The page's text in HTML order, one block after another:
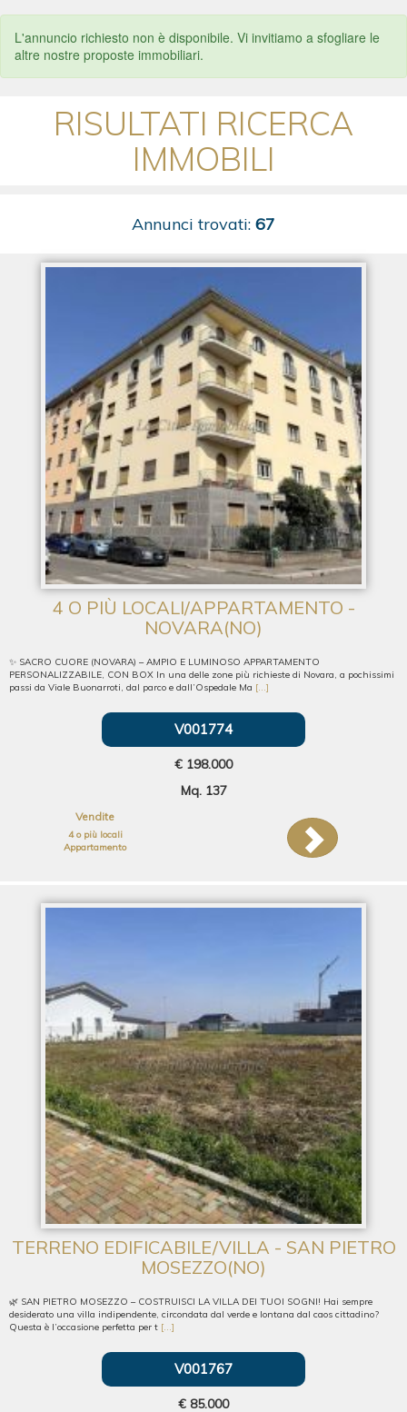
L'annuncio richiesto non è disponibile. Vi invitiamo a sfogliare le
altre nostre proposte immobiliari.
RISULTATI RICERCA
IMMOBILI
Annunci trovati: 67
4 O PIÙ LOCALI/APPARTAMENTO -
NOVARA(NO)
✨ SACRO CUORE (NOVARA) – AMPIO E LUMINOSO APPARTAMENTO
PERSONALIZZABILE, CON BOX In una delle zone più richieste di Novara, a pochissimi
passi da Viale Buonarroti, dal parco e dall’Ospedale Ma [...]
V001774
€ 198.000
Mq. 137
Vendite
4 o più locali
Appartamento
TERRENO EDIFICABILE/VILLA - SAN PIETRO
MOSEZZO(NO)
🌿 SAN PIETRO MOSEZZO – COSTRUISCI LA VILLA DEI TUOI SOGNI! Hai sempre
desiderato una villa indipendente, circondata dal verde e lontana dal caos cittadino?
Questa è l’occasione perfetta per t [...]
V001767
€ 85.000